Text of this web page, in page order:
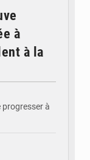
à
à la
progresser à